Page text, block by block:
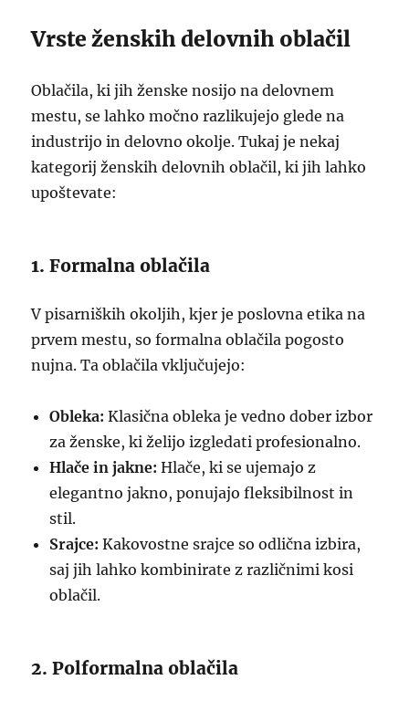
Vrste ženskih delovnih oblačil
Oblačila, ki jih ženske nosijo na delovnem
mestu, se lahko močno razlikujejo glede na
industrijo in delovno okolje. Tukaj je nekaj
kategorij ženskih delovnih oblačil, ki jih lahko
upoštevate:
1. Formalna oblačila
V pisarniških okoljih, kjer je poslovna etika na
prvem mestu, so formalna oblačila pogosto
nujna. Ta oblačila vključujejo:
Obleka: Klasična obleka je vedno dober izbor
za ženske, ki želijo izgledati profesionalno.
Hlače in jakne: Hlače, ki se ujemajo z
elegantno jakno, ponujajo fleksibilnost in
stil.
Srajce: Kakovostne srajce so odlična izbira,
saj jih lahko kombinirate z različnimi kosi
oblačil.
2. Polformalna oblačila